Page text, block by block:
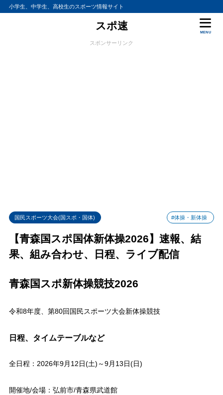
小学生、中学生、高校生のスポーツ情報サイト
スポ速
MENU
スポンサーリンク
国民スポーツ大会(国スポ・国体) #体操・新体操
【青森国スポ国体新体操2026】速報、結
果、組み合わせ、日程、ライブ配信
青森国スポ新体操競技2026
令和8年度、第80回国民スポーツ大会新体操競技
日程、タイムテーブルなど
全日程：2026年9月12日(土)～9月13日(日)
開催地/会場：弘前市/青森県武道館